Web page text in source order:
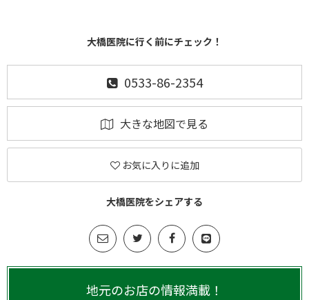
大橋医院に行く前にチェック！
0533-86-2354
大きな地図で見る
お気に入りに追加
大橋医院をシェアする
地元のお店の情報満載！